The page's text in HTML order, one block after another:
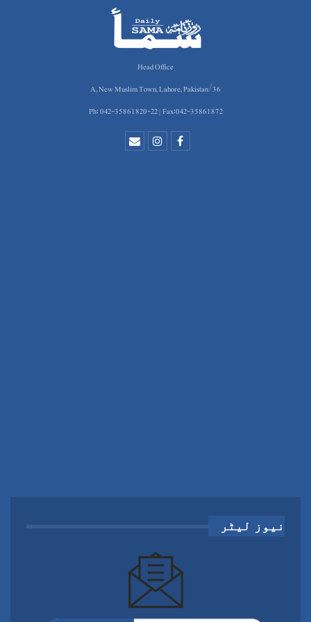
Head Office
36/A, New Muslim Town, Lahore, Pakistan
Ph: 042-35861820-22 | Fax:042-35861872
نیوز لیٹر